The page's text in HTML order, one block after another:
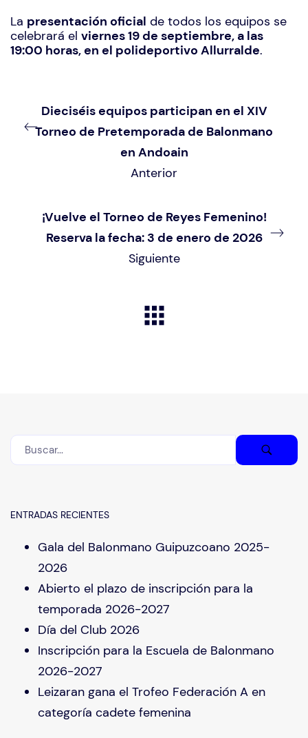
La presentación oficial de todos los equipos se
celebrará el viernes 19 de septiembre, a las
19:00 horas, en el polideportivo Allurralde.
Dieciséis equipos participan en el XIV
Torneo de Pretemporada de Balonmano
en Andoain
Anterior
¡Vuelve el Torneo de Reyes Femenino!
Reserva la fecha: 3 de enero de 2026
Siguiente
ENTRADAS RECIENTES
Gala del Balonmano Guipuzcoano 2025-
2026
Abierto el plazo de inscripción para la
temporada 2026-2027
Día del Club 2026
Inscripción para la Escuela de Balonmano
2026-2027
Leizaran gana el Trofeo Federación A en
categoría cadete femenina